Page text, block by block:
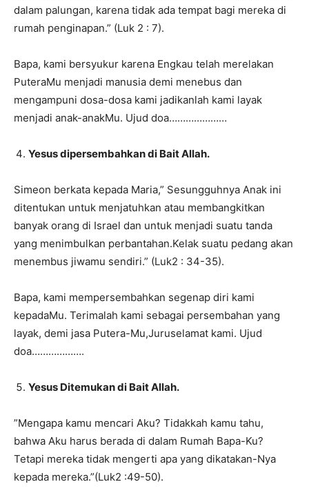
dalam palungan, karena tidak ada tempat bagi mereka di
rumah penginapan.” (Luk 2 : 7).
Bapa, kami bersyukur karena Engkau telah merelakan
PuteraMu menjadi manusia demi menebus dan
mengampuni dosa-dosa kami jadikanlah kami layak
menjadi anak-anakMu. Ujud doa…………………
Yesus dipersembahkan di Bait Allah.
Simeon berkata kepada Maria,” Sesungguhnya Anak ini
ditentukan untuk menjatuhkan atau membangkitkan
banyak orang di Israel dan untuk menjadi suatu tanda
yang menimbulkan perbantahan.Kelak suatu pedang akan
menembus jiwamu sendiri.” (Luk2 : 34-35).
Bapa, kami mempersembahkan segenap diri kami
kepadaMu. Terimalah kami sebagai persembahan yang
layak, demi jasa Putera-Mu,Juruselamat kami. Ujud
doa……………….
Yesus Ditemukan di Bait Allah.
”Mengapa kamu mencari Aku? Tidakkah kamu tahu,
bahwa Aku harus berada di dalam Rumah Bapa-Ku?
Tetapi mereka tidak mengerti apa yang dikatakan-Nya
kepada mereka.”(Luk2 :49-50).